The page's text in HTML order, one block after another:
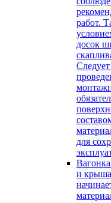
работ.
досок
для
и крыша